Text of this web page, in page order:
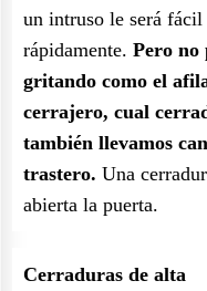
un intruso le será
rápidamente. Pero no
gritando como el
cerrajero, cual
también llevamos
trastero. Una
abierta la puerta.
Cerraduras de alta